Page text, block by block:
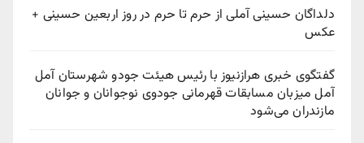
دلداگان حسینی آملی از حرم تا حرم در روز اربعین حسینی +
عکس
گفتگوی خبری هرازنیوز با رئیس هیئت جودو شهرستان آمل
آمل میزبان مسابقات قهرمانی جودوی نوجوانان و جوانان
مازندران می‌شود